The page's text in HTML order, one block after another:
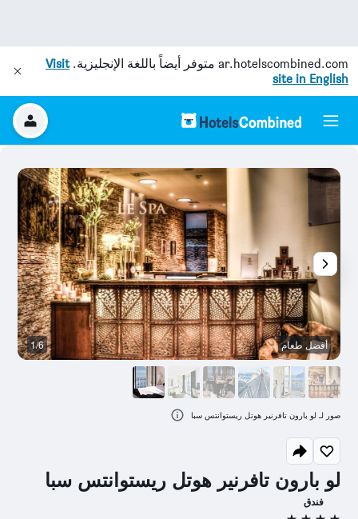
ar.hotelscombined.com متوفر أيضاً باللغة الإنجليزية.Visit
site in English
لو بارون تافرنير هوتل ريستوانتس سبا
فندق
أفضل طعام 1/6
صور لـ لو بارون تافرنير هوتل ريستوانتس سبا